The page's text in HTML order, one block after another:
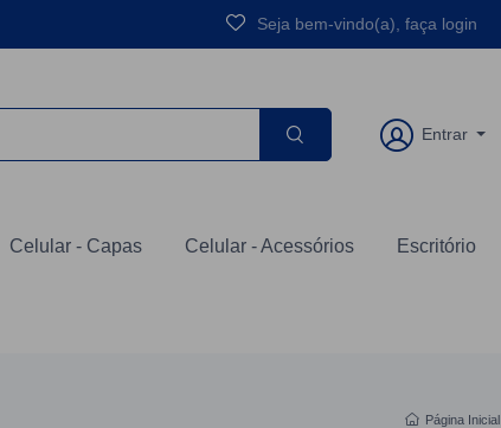
Seja bem-vindo(a), faça login
Entrar
Celular - Capas Celular - Acessórios Escritório
Página Inicial